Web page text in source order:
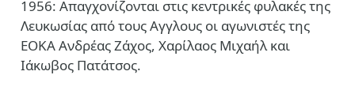
1956: Απαγχονίζονται στις κεντρικές φυλακές της
Λευκωσίας από τους Αγγλους οι αγωνιστές της
ΕΟΚΑ Ανδρέας Ζάχος, Χαρίλαος Μιχαήλ και
Ιάκωβος Πατάτσος.